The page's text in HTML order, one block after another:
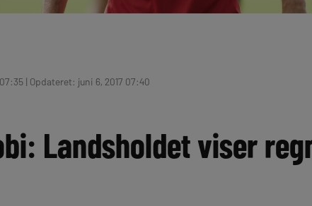
| Opdateret: juni 6, 2017 07:40
Landsholdet viser